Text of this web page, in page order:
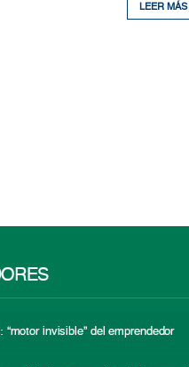
LEER MÁS
“motor invisible” del emprendedor